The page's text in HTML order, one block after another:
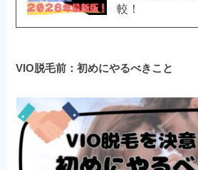
較！
VIO脱毛前：初めにやるべきこと